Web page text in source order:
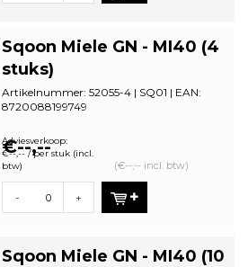
Sqoon Miele GN - MI40 (4
stuks)
Artikelnummer: 52055-4 | SQ01 | EAN:
8720088199749
bestelhoeveelheid...
€--,--
Adviesverkoop:
€--,-- / per stuk (incl.
btw)
(€--,-- incl. btw)
- +
Sqoon Miele GN - MI40 (10